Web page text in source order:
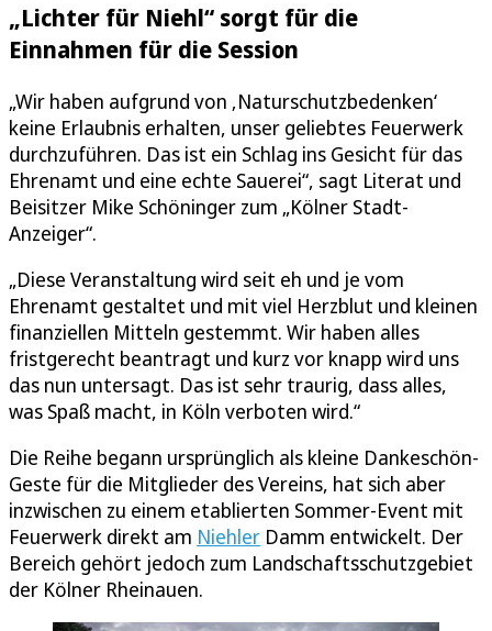
„Lichter für Niehl“ sorgt für die
Einnahmen für die Session
„Wir haben aufgrund von ‚Naturschutzbedenken‘
keine Erlaubnis erhalten, unser geliebtes Feuerwerk
durchzuführen. Das ist ein Schlag ins Gesicht für das
Ehrenamt und eine echte Sauerei“, sagt Literat und
Beisitzer Mike Schöninger zum „Kölner Stadt-
Anzeiger“.
„Diese Veranstaltung wird seit eh und je vom
Ehrenamt gestaltet und mit viel Herzblut und kleinen
finanziellen Mitteln gestemmt. Wir haben alles
fristgerecht beantragt und kurz vor knapp wird uns
das nun untersagt. Das ist sehr traurig, dass alles,
was Spaß macht, in Köln verboten wird.“
Die Reihe begann ursprünglich als kleine Dankeschön-
Geste für die Mitglieder des Vereins, hat sich aber
inzwischen zu einem etablierten Sommer-Event mit
Feuerwerk direkt am Niehler Damm entwickelt. Der
Bereich gehört jedoch zum Landschaftsschutzgebiet
der Kölner Rheinauen.